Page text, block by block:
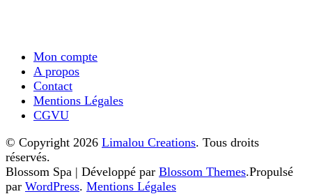
Mon compte
A propos
Contact
Mentions Légales
CGVU
© Copyright 2026 Limalou Creations. Tous droits
réservés.
Blossom Spa | Développé par Blossom Themes.Propulsé
par WordPress. Mentions Légales